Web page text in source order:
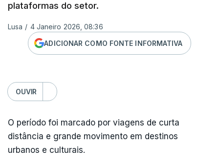
plataformas do setor.
Lusa / 4 Janeiro 2026, 08:36
ADICIONAR COMO FONTE INFORMATIVA
OUVIR
O período foi marcado por viagens de curta
distância e grande movimento em destinos
urbanos e culturais.